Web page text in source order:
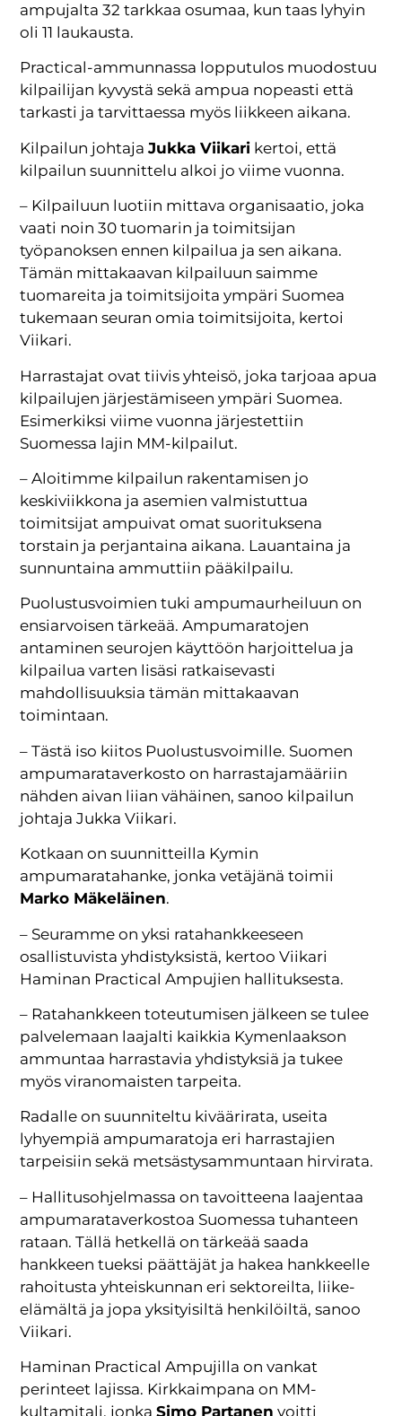
ampujalta 32 tarkkaa osumaa, kun taas lyhyin
oli 11 laukausta.
Practical-ammunnassa lopputulos muodostuu
kilpailijan kyvystä sekä ampua nopeasti että
tarkasti ja tarvittaessa myös liikkeen aikana.
Kilpailun johtajaJukka Viikari kertoi, että
kilpailun suunnittelu alkoi jo viime vuonna.
– Kilpailuun luotiin mittava organisaatio, joka
vaati noin 30 tuomarin ja toimitsijan
työpanoksen ennen kilpailua ja sen aikana.
Tämän mittakaavan kilpailuun saimme
tuomareita ja toimitsijoita ympäri Suomea
tukemaan seuran omia toimitsijoita, kertoi
Viikari.
Harrastajat ovat tiivis yhteisö, joka tarjoaa apua
kilpailujen järjestämiseen ympäri Suomea.
Esimerkiksi viime vuonna järjestettiin
Suomessa lajin MM-kilpailut.
– Aloitimme kilpailun rakentamisen jo
keskiviikkona ja asemien valmistuttua
toimitsijat ampuivat omat suorituksena
torstain ja perjantaina aikana. Lauantaina ja
sunnuntaina ammuttiin pääkilpailu.
Puolustusvoimien tuki ampumaurheiluun on
ensiarvoisen tärkeää. Ampumaratojen
antaminen seurojen käyttöön harjoittelua ja
kilpailua varten lisäsi ratkaisevasti
mahdollisuuksia tämän mittakaavan
toimintaan.
– Tästä iso kiitos Puolustusvoimille. Suomen
ampumarataverkosto on harrastajamääriin
nähden aivan liian vähäinen, sanoo kilpailun
johtaja Jukka Viikari.
Kotkaan on suunnitteilla Kymin
ampumaratahanke, jonka vetäjänä toimii
Marko Mäkeläinen.
– Seuramme on yksi ratahankkeeseen
osallistuvista yhdistyksistä, kertoo Viikari
Haminan Practical Ampujien hallituksesta.
– Ratahankkeen toteutumisen jälkeen se tulee
palvelemaan laajalti kaikkia Kymenlaakson
ammuntaa harrastavia yhdistyksiä ja tukee
myös viranomaisten tarpeita.
Radalle on suunniteltu kiväärirata, useita
lyhyempiä ampumaratoja eri harrastajien
tarpeisiin sekä metsästysammuntaan hirvirata.
– Hallitusohjelmassa on tavoitteena laajentaa
ampumarataverkostoa Suomessa tuhanteen
rataan. Tällä hetkellä on tärkeää saada
hankkeen tueksi päättäjät ja hakea hankkeelle
rahoitusta yhteiskunnan eri sektoreilta, liike-
elämältä ja jopa yksityisiltä henkilöiltä, sanoo
Viikari.
Haminan Practical Ampujilla on vankat
perinteet lajissa. Kirkkaimpana on MM-
kultamitali, jonkaSimo Partanen voitti